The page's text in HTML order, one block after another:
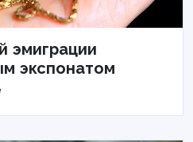
эмиграции
экспонатом